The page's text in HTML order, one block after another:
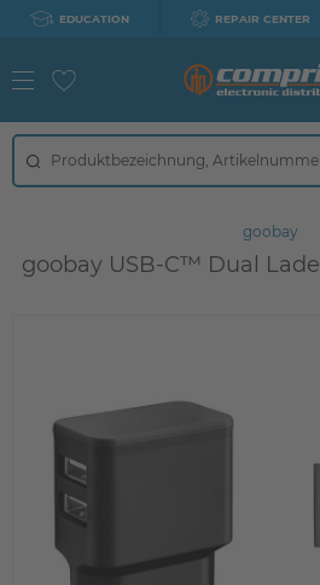
EDUCATION REPAIR CENTER
goobay
goobay USB-C™ Dual